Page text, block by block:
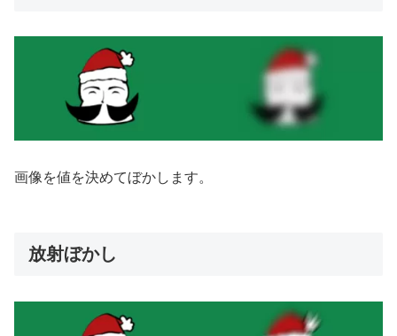
画像を値を決めてぼかします。
放射ぼかし